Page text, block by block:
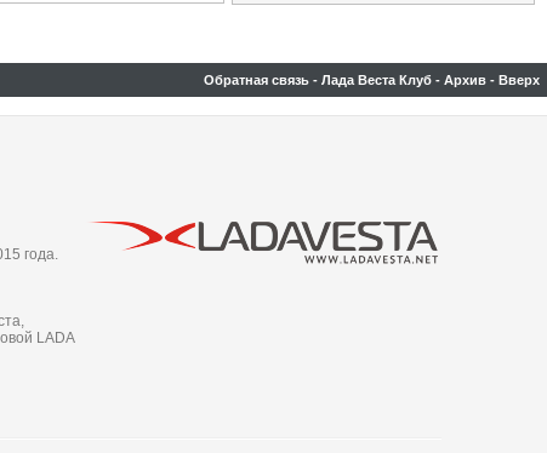
Обратная связь - Лада Веста Клуб - Архив - Вверх
года.
LADA